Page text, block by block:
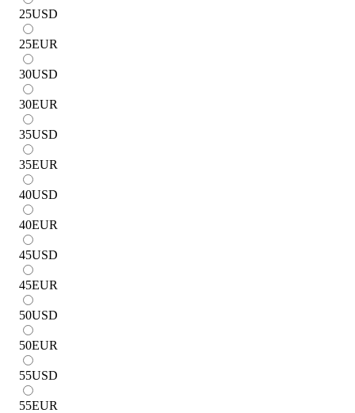
25USD
25EUR
30USD
30EUR
35USD
35EUR
40USD
40EUR
45USD
45EUR
50USD
50EUR
55USD
55EUR